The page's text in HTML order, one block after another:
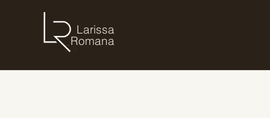
Larissa
Romana